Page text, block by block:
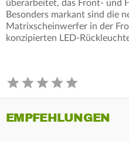
überarbeitet, das Front- und
Besonders markant sind die
Matrixscheinwerfer in der
konzipierten LED-
EMPFEHLUNGEN